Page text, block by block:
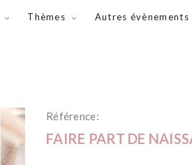
Thèmes Autres évènements
Référence:
FAIRE PART DE